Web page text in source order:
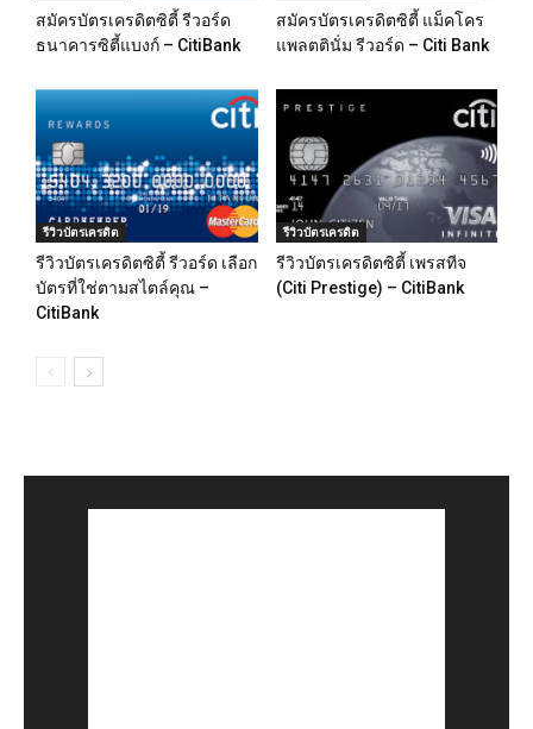
สมัครบัตรเครดิตซิตี้ รีวอร์ด
ธนาคารซิตี้แบงก์ – CitiBank
สมัครบัตรเครดิตซิตี้ แม็คโคร
แพลตตินั่ม รีวอร์ด – Citi Bank
รีวิวบัตรเครดิต
รีวิวบัตรเครดิตซิตี้ รีวอร์ด เลือก
บัตรที่ใช่ตามสไตล์คุณ –
CitiBank
รีวิวบัตรเครดิต
รีวิวบัตรเครดิตซิตี้ เพรสทีจ
(Citi Prestige) – CitiBank